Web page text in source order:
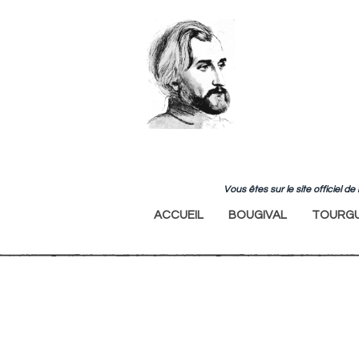
Vous êtes sur le site officiel
ACCUEIL BOUGIVAL